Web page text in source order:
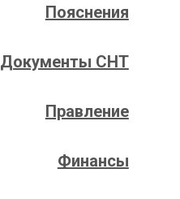
Пояснения
Документы СНТ
Правление
Финансы